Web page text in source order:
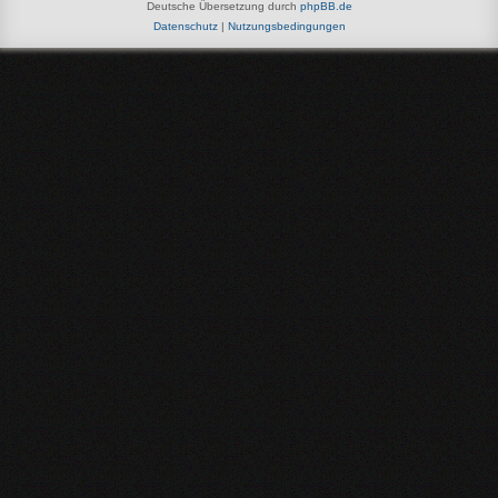
Deutsche Übersetzung durch phpBB.de
Datenschutz| Nutzungsbedingungen